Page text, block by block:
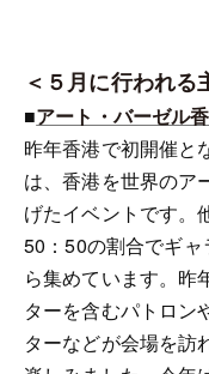
＜５月に行われる
■アート・バーゼル
昨年香港で初開催と
は、香港を世界のア
げたイベントです。
50：50の割合でギ
ら集めています。昨
ターを含むパトロン
ターなどが会場を訪